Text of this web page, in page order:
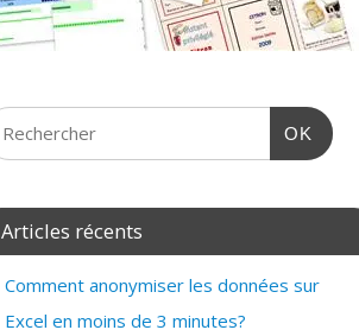
OK
Articles récents
Comment anonymiser les données sur
Excel en moins de 3 minutes?